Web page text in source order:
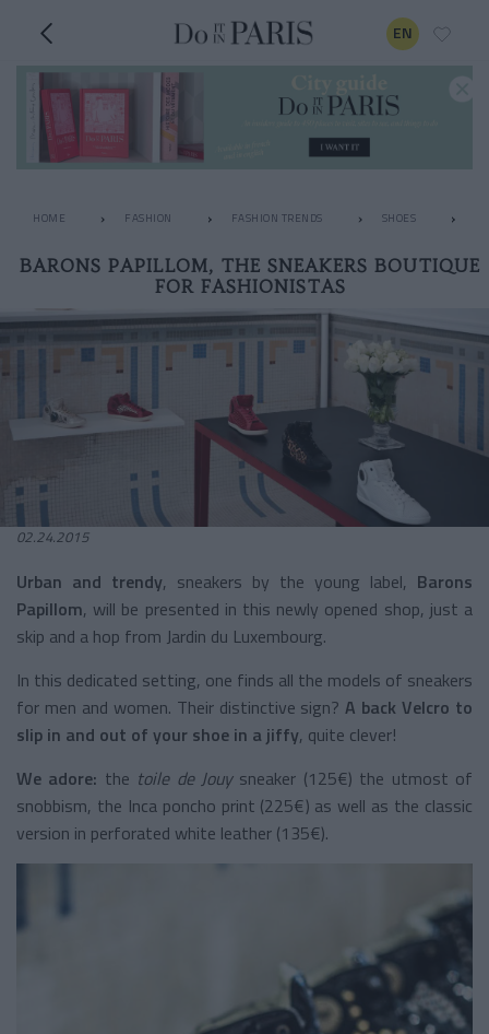
EN
HOME FASHION FASHION TRENDS SHOES
BARONS PAPILLOM, THE SNEAKERS BOUTIQUE
FOR FASHIONISTAS
02.24.2015
Urban and trendy, sneakers by the young label, Barons
Papillom, will be presented in this newly opened shop, just a
skip and a hop from Jardin du Luxembourg.
In this dedicated setting, one finds all the models of sneakers
for men and women. Their distinctive sign? A back Velcro to
slip in and out of your shoe in a jiffy, quite clever!
We adore: the toile de Jouy sneaker (125€) the utmost of
snobbism, the Inca poncho print (225€) as well as the classic
version in perforated white leather (135€).